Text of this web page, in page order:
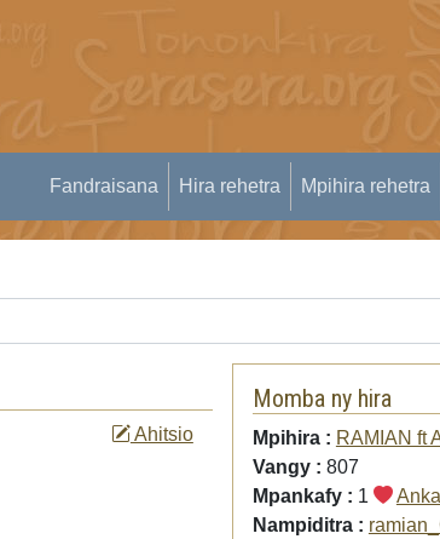
Fandraisana Hira rehetra Mpihira rehetra
Ahitsio
Momba ny hira
Mpihira : RAMIAN ft
Vangy : 807
Mpankafy : 1
Nampiditra :